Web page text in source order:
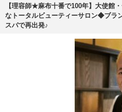
【理容師★麻布十番で100年】大使館
なトータルビューティーサロン◆ブラ
スパで再出発♪